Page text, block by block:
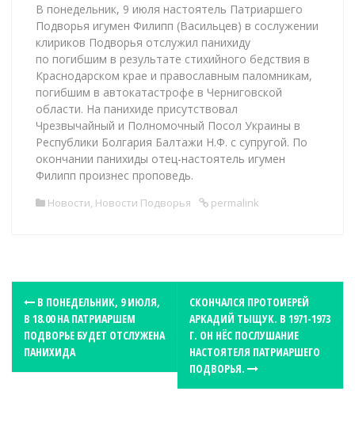
В понедельник, 9 июля настоятель Патриаршего
Подворья игумен Филипп (Васильцев) в сослужении
клириков Подворья отслужил панихиду
по погибшим в результате стихийного бедствия в
Краснодарском крае и православным паломникам,
погибшим в автокатастрофе в Черниговской
области. На панихиде присутствовал
Чрезвычайный и Полномочный Посол Украины в
Республики Болгария Балтажи Н.Ф. с супругой. По
окончании панихиды отец-настоятель игумен
Филипп произнес проповедь.
Новости Новости Подворья permalink
t
В ПОНЕДЕЛЬНИК, 9 ИЮЛЯ,
В 18.00 НА ПАТРИАРШЕМ
ПОДВОРЬЕ БУДЕТ ОТСЛУЖЕНА
ПАНИХИДА
СКОНЧАЛСЯ ПРОТОИЕРЕЙ
АРКАДИЙ ТЫЩУК. В 1971-1973
Г. ОН НЁС ПОСЛУШАНИЕ
НАСТОЯТЕЛЯ ПАТРИАРШЕГО
ПОДВОРЬЯ.